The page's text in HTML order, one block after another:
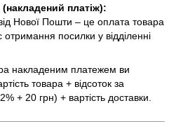
платіж):
Нової Пошти – це оплата товара
посилки у відділенні
накладеним платежем ви
товара + відсоток за
+ 20 грн) + вартість доставки.